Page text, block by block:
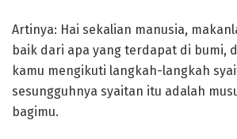
Artinya: Hai sekalian manusia,
baik dari apa yang terdapat di bumi,
kamu mengikuti langkah-langkah
sesungguhnya syaitan itu adalah
bagimu.